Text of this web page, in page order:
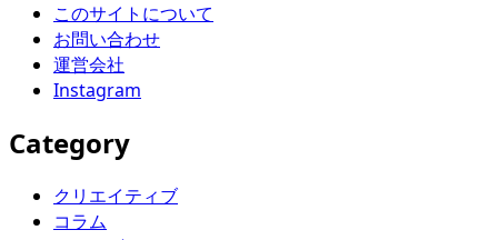
このサイトについて
お問い合わせ
運営会社
Instagram
Category
クリエイティブ
コラム